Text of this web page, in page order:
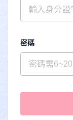
密碼